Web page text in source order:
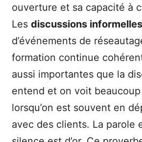
ouverture et sa capacité à
Les discussions informelles
d’événements de
formation continue
aussi importantes que la
entend et on voit
lorsqu’on est souvent en
avec des clients. La parole